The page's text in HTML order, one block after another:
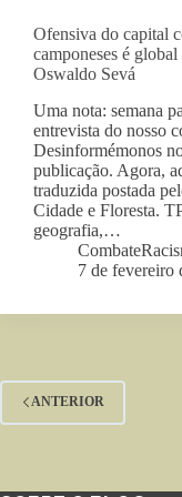
Ofensiva do capital
camponeses é
Oswaldo Sevá
Uma nota: semana
entrevista do nosso
Desinformémonos
publicação. Agora,
traduzida postada
Cidade e Floresta.
geografia,…
7 de fevereiro
ANTERIOR